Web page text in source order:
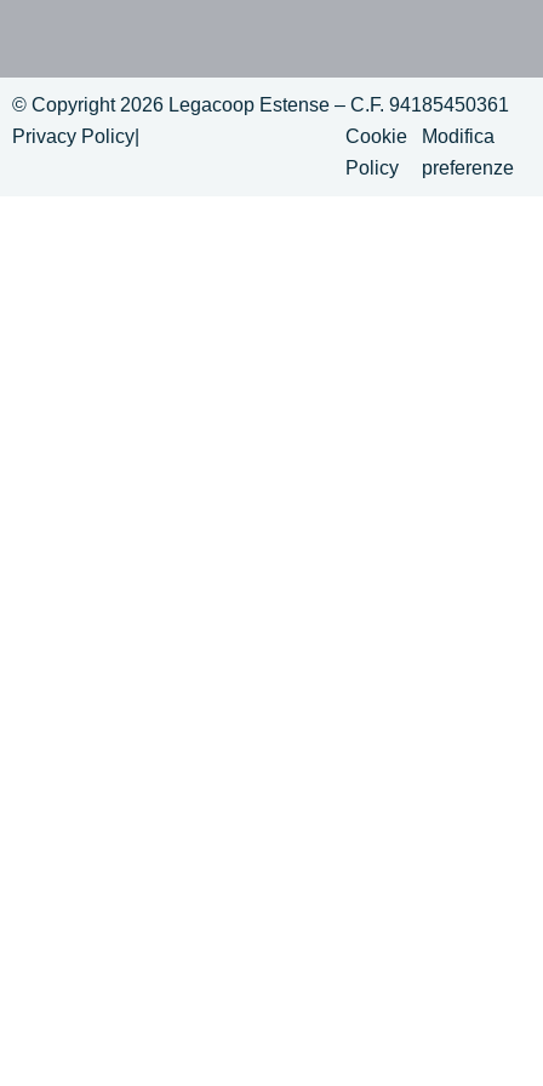
© Copyright 2026 Legacoop Estense – C.F. 94185450361
Privacy Policy
Cookie
Policy
Modifica
preferenze